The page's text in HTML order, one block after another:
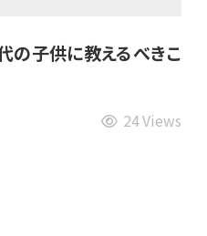
の子供に教えるべきこ
24 Views